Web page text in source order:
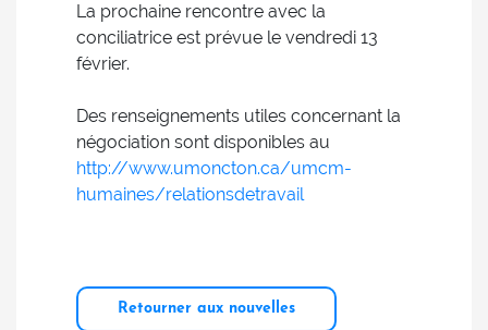
La prochaine rencontre avec la
conciliatrice est prévue le vendredi 13
février.
Des renseignements utiles concernant la
négociation sont disponibles au
http://www.umoncton.ca/umcm-
humaines/relationsdetravail
Retourner aux nouvelles